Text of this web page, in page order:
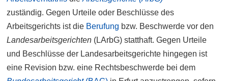
zuständig. Gegen Urteile oder Beschlüsse des
Arbeitsgerichts ist die Berufung bzw. Beschwerde vor den
Landesarbeitsgerichten (LArbG) statthaft. Gegen Urteile
und Beschlüsse der Landesarbeitsgerichte hingegen ist
eine Revision bzw. eine Rechtsbeschwerde bei dem